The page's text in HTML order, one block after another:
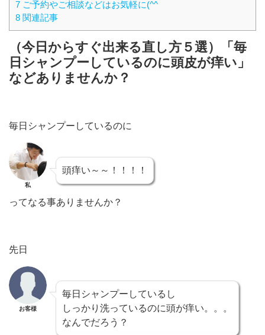
7 ご予約やご相談などはお気軽に(^^
8 関連記事
（今日からすぐ出来る直し方５選）「毎
日シャンプーしているのに頭皮が痒い」
などありませんか？
毎日シャンプーしているのに
私
頭痒い～～！！！！
ってなる事ありませんか？
先日
お客様
毎日シャンプーしているし
しっかり洗っているのに頭が痒い。。。
なんでだろう？